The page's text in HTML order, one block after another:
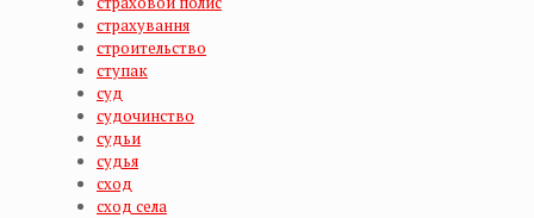
страхування
строительство
ступак
суд
судочинство
судьи
судья
сход
сход села